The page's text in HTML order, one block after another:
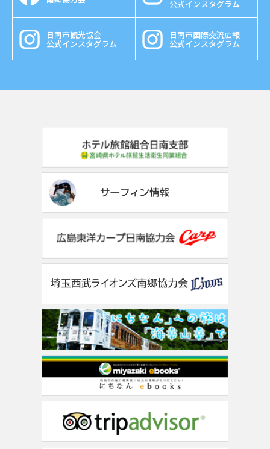
公式インスタグラム
日南市観光協会
公式インスタグラム
日南市国際交流広報
公式インスタグラム